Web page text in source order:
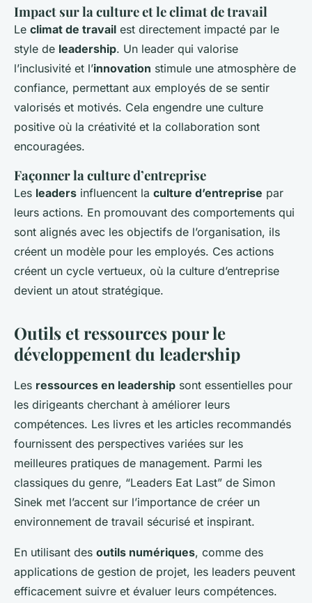
Impact sur la culture et le climat de travail
Le climat de travail est directement impacté par le
style de leadership. Un leader qui valorise
l’inclusivité et l’innovation stimule une atmosphère de
confiance, permettant aux employés de se sentir
valorisés et motivés. Cela engendre une culture
positive où la créativité et la collaboration sont
encouragées.
Façonner la culture d’entreprise
Les leaders influencent la culture d’entreprise par
leurs actions. En promouvant des comportements qui
sont alignés avec les objectifs de l’organisation, ils
créent un modèle pour les employés. Ces actions
créent un cycle vertueux, où la culture d’entreprise
devient un atout stratégique.
Outils et ressources pour le
développement du leadership
Les ressources en leadership sont essentielles pour
les dirigeants cherchant à améliorer leurs
compétences. Les livres et les articles recommandés
fournissent des perspectives variées sur les
meilleures pratiques de management. Parmi les
classiques du genre, “Leaders Eat Last” de Simon
Sinek met l’accent sur l’importance de créer un
environnement de travail sécurisé et inspirant.
En utilisant des outils numériques, comme des
applications de gestion de projet, les leaders peuvent
efficacement suivre et évaluer leurs compétences.